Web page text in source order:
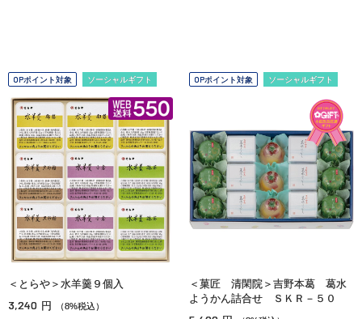
OPポイント対象 ソーシャルギフト
＜とらや＞水羊羹９個入
3,240 円 （8%税込）
OPポイント対象 ソーシャルギフト
＜菓匠 清閑院＞吉野本葛 葛水
ようかん詰合せ ＳＫＲ－５０